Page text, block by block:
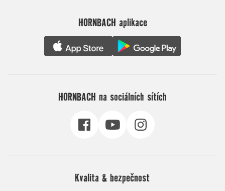
HORNBACH aplikace
HORNBACH na sociálních sítích
Kvalita & bezpečnost